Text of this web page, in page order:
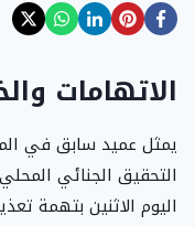
الاتهامات
يمثل عميد سابق في
التحقيق الجنائي
اليوم الاثنين بتهمة